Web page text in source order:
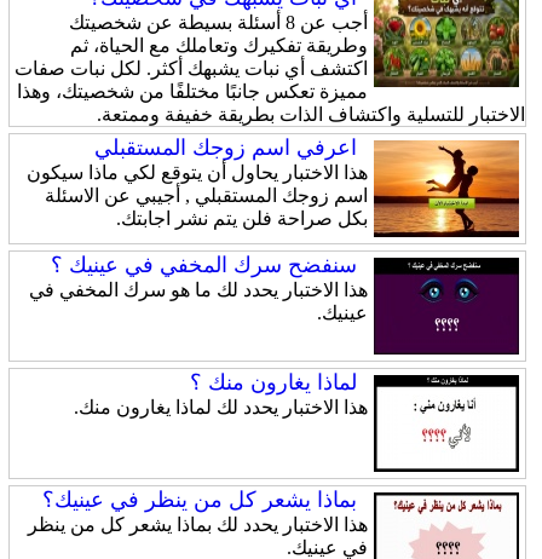
أجب عن 8 أسئلة بسيطة عن شخصيتك
وطريقة تفكيرك وتعاملك مع الحياة، ثم
اكتشف أي نبات يشبهك أكثر. لكل نبات صفات
مميزة تعكس جانبًا مختلفًا من شخصيتك، وهذا
الاختبار للتسلية واكتشاف الذات بطريقة خفيفة وممتعة.
اعرفي اسم زوجك المستقبلي
هذا الاختبار يحاول أن يتوقع لكي ماذا سيكون
اسم زوجك المستقبلي , أجيبي عن الاسئلة
بكل صراحة فلن يتم نشر اجابتك.
سنفضح سرك المخفي في عينيك ؟
هذا الاختبار يحدد لك ما هو سرك المخفي في
عينيك.
لماذا يغارون منك ؟
هذا الاختبار يحدد لك لماذا يغارون منك.
بماذا يشعر كل من ينظر في عينيك؟
هذا الاختبار يحدد لك بماذا يشعر كل من ينظر
في عينيك.